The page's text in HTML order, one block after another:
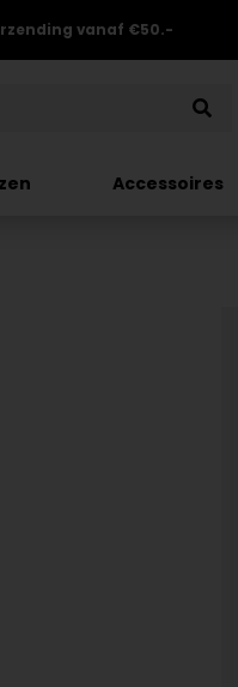
vanaf €50.-
Accessoires